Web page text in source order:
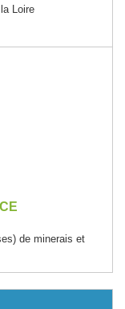
Loire
de minerais et